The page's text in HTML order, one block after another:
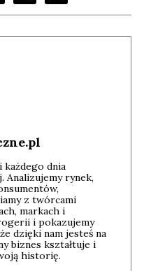
każdego dnia
Analizujemy rynek,
z twórcami
markach i
i pokazujemy
dzięki nam jesteś na
biznes kształtuje i
historię.